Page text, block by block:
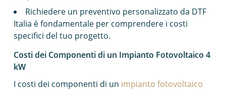
Richiedere un preventivo personalizzato da DTF
Italia è fondamentale per comprendere i costi
specifici del tuo progetto.
Costi dei Componenti di un Impianto Fotovoltaico 4
kW
I costi dei componenti di un impianto fotovoltaico